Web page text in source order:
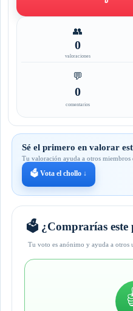
👥
0
valoraciones
💬
0
comentarios
Sé el primero en valorar
Tu valoración ayuda a otros miembros
🗳️ Vota el chollo ↓
🗳️ ¿Comprarías este
Tu voto es anónimo y ayuda a otros